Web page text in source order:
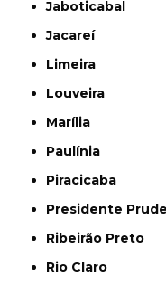
Jaboticabal
Jacareí
Limeira
Louveira
Marília
Paulínia
Piracicaba
Presidente
Ribeirão Preto
Rio Claro